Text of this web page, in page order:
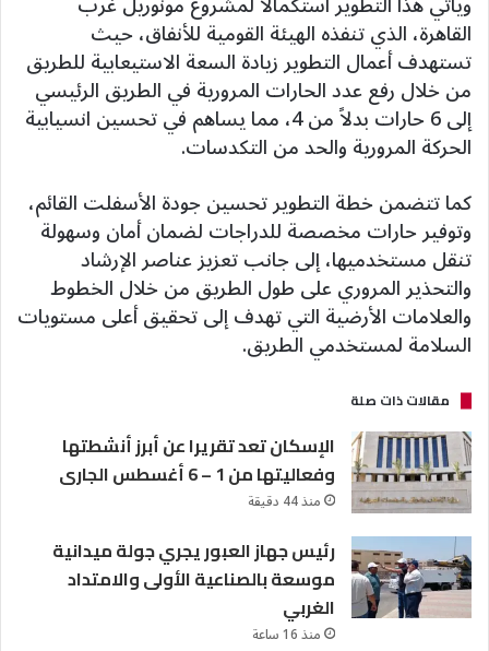
القاهرة، الذي تنفذه الهيئة القومية للأنفاق، حيث
تستهدف أعمال التطوير زيادة السعة الاستيعابية للطريق
من خلال رفع عدد الحارات المرورية في الطريق الرئيسي
إلى 6 حارات بدلاً من 4، مما يساهم في تحسين انسيابية
الحركة المرورية والحد من التكدسات.
كما تتضمن خطة التطوير تحسين جودة الأسفلت القائم،
وتوفير حارات مخصصة للدراجات لضمان أمان وسهولة
تنقل مستخدميها، إلى جانب تعزيز عناصر الإرشاد
والتحذير المروري على طول الطريق من خلال الخطوط
والعلامات الأرضية التي تهدف إلى تحقيق أعلى مستويات
السلامة لمستخدمي الطريق.
مقالات ذات صلة
الإسكان تعد تقريرا عن أبرز أنشطتها
وفعاليتها من 1 – 6 أغسطس الجارى
منذ 44 دقيقة
رئيس جهاز العبور يجري جولة ميدانية
موسعة بالصناعية الأولى والامتداد
الغربي
منذ 16 ساعة